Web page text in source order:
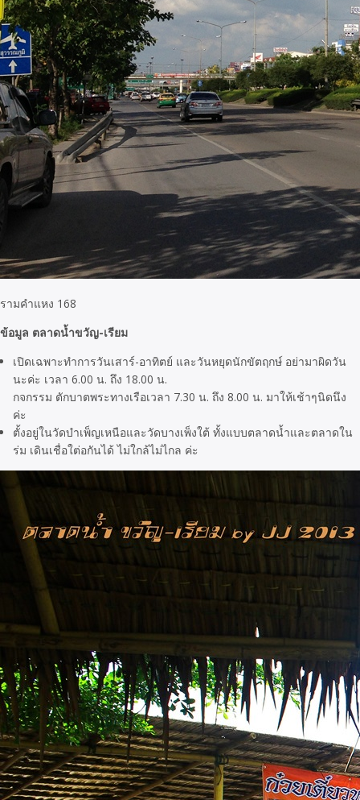
รามคำแหง 168
ข้อมูล ตลาดน้ำขวัญ-เรียม
เปิดเฉพาะทำการวันเสาร์-อาทิตย์ และวันหยุดนักขัตฤกษ์ อย่ามาผิดวัน
นะค่ะ เวลา 6.00 น. ถึง 18.00 น.
กจกรรม ตักบาตพระทางเรือเวลา 7.30 น. ถึง 8.00 น. มาให้เช้าๆนิดนึง
ค่ะ
ตั้งอยู่ในวัดบำเพ็ญเหนือและวัดบางเพ็งใต้ ทั้งแบบตลาดน้ำและตลาดใน
ร่ม เดินเชื่อใต่อกันได้ ไม่ใกล้ไม่ไกล ค่ะ